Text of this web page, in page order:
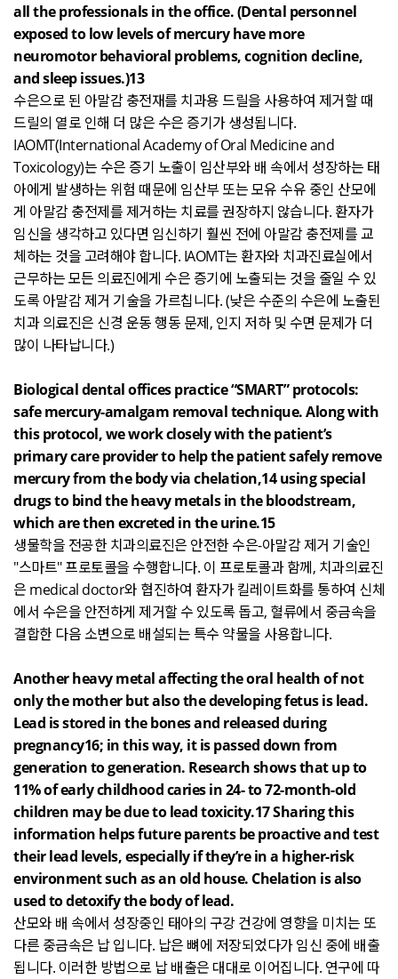
all the professionals in the office. (Dental personnel
exposed to low levels of mercury have more
neuromotor behavioral problems, cognition decline,
and sleep issues.)13
수은으로 된 아말감 충전재를 치과용 드릴을 사용하여 제거할 때
드릴의 열로 인해 더 많은 수은 증기가 생성됩니다.
IAOMT(International Academy of Oral Medicine and
Toxicology)는 수은 증기 노출이 임산부와 배 속에서 성장하는 태
아에게 발생하는 위험 때문에 임산부 또는 모유 수유 중인 산모에
게 아말감 충전제를 제거하는 치료를 권장하지 않습니다. 환자가
임신을 생각하고 있다면 임신하기 훨씬 전에 아말감 충전제를 교
체하는 것을 고려해야 합니다. IAOMT는 환자와 치과진료실에서
근무하는 모든 의료진에게 수은 증기에 노출되는 것을 줄일 수 있
도록 아말감 제거 기술을 가르칩니다. (낮은 수준의 수은에 노출된
치과 의료진은 신경 운동 행동 문제, 인지 저하 및 수면 문제가 더
많이 나타납니다.)
Biological dental offices practice “SMART” protocols:
safe mercury-amalgam removal technique. Along with
this protocol, we work closely with the patient’s
primary care provider to help the patient safely remove
mercury from the body via chelation,14 using special
drugs to bind the heavy metals in the bloodstream,
which are then excreted in the urine.15
생물학을 전공한 치과의료진은 안전한 수은-아말감 제거 기술인
"스마트"프로토콜을 수행합니다. 이 프로토콜과 함께, 치과의료진
은 medical doctor와 협진하여 환자가 킬레이트화를 통하여 신체
에서 수은을 안전하게 제거할 수 있도록 돕고, 혈류에서 중금속을
결합한 다음 소변으로 배설되는 특수 약물을 사용합니다.
Another heavy metal affecting the oral health of not
only the mother but also the developing fetus is lead.
Lead is stored in the bones and released during
pregnancy16; in this way, it is passed down from
generation to generation. Research shows that up to
11% of early childhood caries in 24- to 72-month-old
children may be due to lead toxicity.17 Sharing this
information helps future parents be proactive and test
their lead levels, especially if they’re in a higher-risk
environment such as an old house. Chelation is also
used to detoxify the body of lead.
산모와 배 속에서 성장중인 태아의 구강 건강에 영향을 미치는 또
다른 중금속은 납 입니다. 납은 뼈에 저장되었다가 임신 중에 배출
됩니다. 이러한 방법으로 납 배출은 대대로 이어집니다. 연구에 따